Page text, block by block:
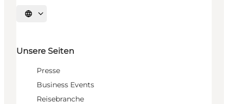
Sprache auswählen
Unsere Seiten
Presse
Business Events
Reisebranche